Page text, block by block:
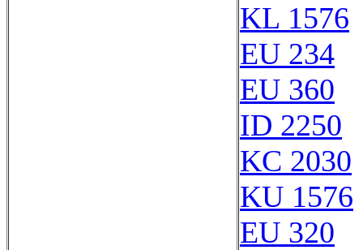
KL 1576
EU 234
EU 360
ID 2250
KC 2030
KU 1576
EU 320